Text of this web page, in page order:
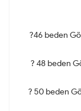
?46 beden
? 48 beden
? 50 beden